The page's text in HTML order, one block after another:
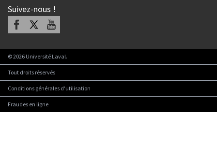
Suivez-nous !
Facebook Youtube
©2026 Université Laval.
Tout droits réservés
Conditions générales d'utilisation
Fraudes en ligne